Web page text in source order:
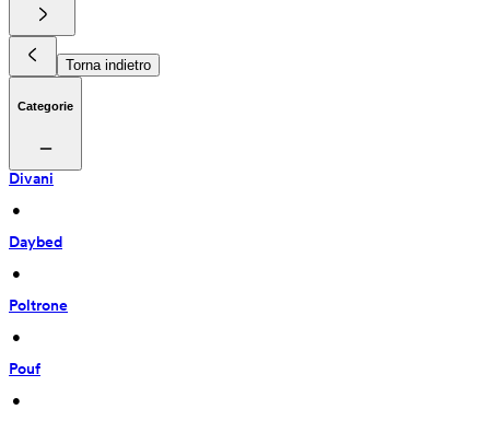
Torna indietro
Categorie
Divani
•
Daybed
•
Poltrone
•
Pouf
•